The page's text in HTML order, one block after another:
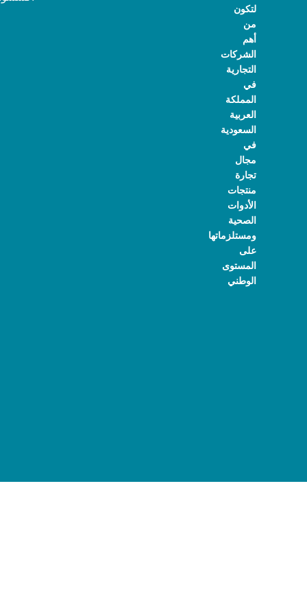
لتكون
من
أهم
الشركات
التجارية
في
المملكة
العربية
السعودية
في
مجال
تجارة
منتجات
الأدوات
الصحية
ومستلزماتها
على
المستوى
الوطني